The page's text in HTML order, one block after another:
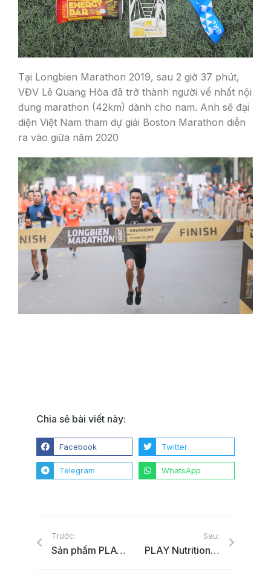
Tại Longbien Marathon 2019, sau 2 giờ 37 phút,
VĐV Lê Quang Hòa đã trở thành người về nhất nội
dung marathon (42km) dành cho nam. Anh sẽ đại
diện Việt Nam tham dự giải Boston Marathon diễn
ra vào giữa năm 2020
Chia sẻ bài viết này:
Facebook Twitter
Telegram WhatsApp
Trước:
Sản phẩm PLAY Nutrition đã có mặt tại hệ thống phòng tập California Fitness & Yoga trên toàn quốc
Sau:
PLAY Nutrition đồng hành Operation Smile mang nụ cười cho các em nhỏ